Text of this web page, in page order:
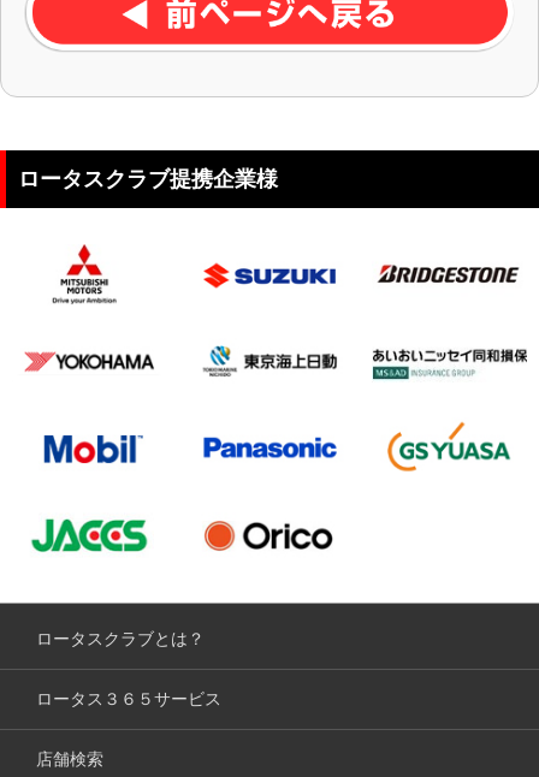
ロータスクラブ提携企業様
ロータスクラブとは？
ロータス３６５サービス
店舗検索